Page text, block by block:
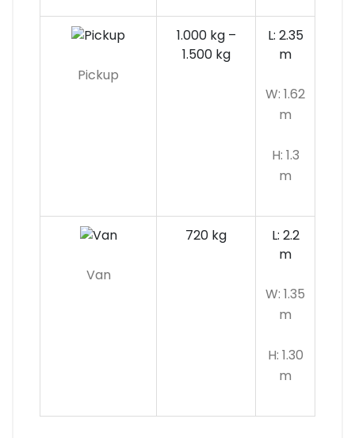
Pickup
1.000 kg –
1.500 kg
L: 2.35
m
W: 1.62
m
H: 1.3
m
Van
720 kg
L: 2.2
m
W: 1.35
m
H: 1.30
m